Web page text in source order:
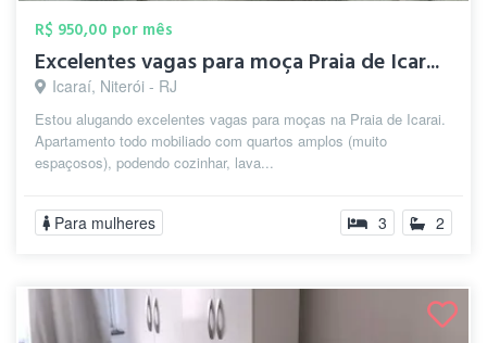
R$ 950,00 por mês
Excelentes vagas para moça Praia de Icar...
Icaraí, Niterói - RJ
Estou alugando excelentes vagas para moças na Praia de Icarai.
Apartamento todo mobiliado com quartos amplos (muito
espaçosos), podendo cozinhar, lava...
Para mulheres 3 2